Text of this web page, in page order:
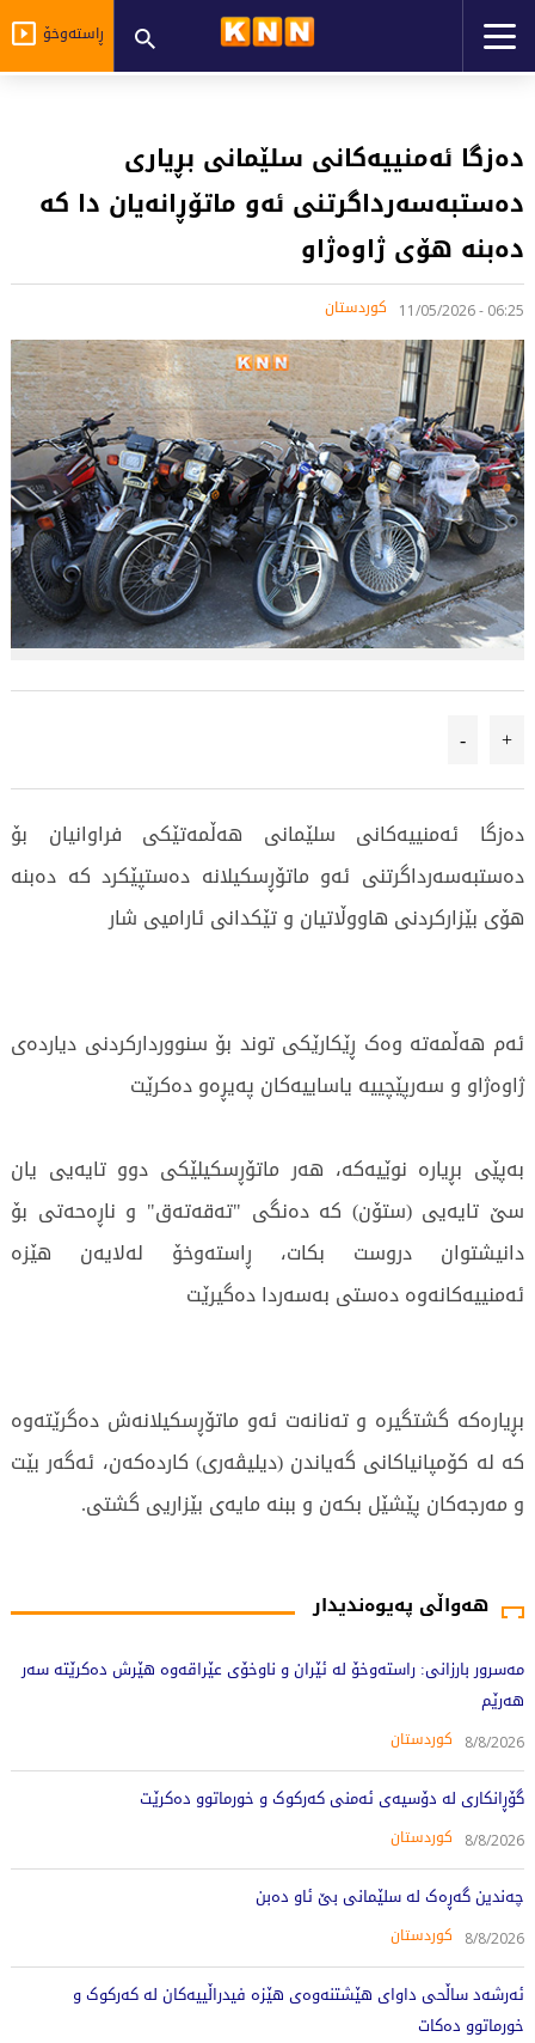
ڕاستەوخۆ
دەزگا ئەمنییەکانی سلێمانی بڕیاری
دەستبەسەرداگرتنی ئەو ماتۆڕانەیان دا کە
دەبنە هۆی ژاوەژاو
06:25 - 11/05/2026 کوردستان
هەواڵی پەیوەندیدار
مەسرور بارزانی: راستەوخۆ لە ئێران و ناوخۆی عێراقەوە هێرش دەکرێتە سەر
هەرێم
8/8/2026 کوردستان
گۆڕانکاری لە دۆسیەی ئەمنی کەرکوک و خورماتوو دەکرێت
8/8/2026 کوردستان
چەندین گەڕەک لە سلێمانی بێ ئاو دەبن
8/8/2026 کوردستان
ئەرشەد ساڵحی داوای هێشتنەوەی هێزە فیدراڵییەکان لە کەرکوک و
خورماتوو دەکات
+
-
دەزگا ئەمنییەکانی سلێمانی هەڵمەتێکی فراوانیان بۆ
دەستبەسەرداگرتنی ئەو ماتۆڕسکیلانە دەستپێکرد کە دەبنە
هۆی بێزارکردنی هاووڵاتیان و تێکدانی ئارامیی شار
ئەم هەڵمەتە وەک ڕێکارێکی توند بۆ سنووردارکردنی دیاردەی
ژاوەژاو و سەرپێچییە یاساییەکان پەیڕەو دەکرێت
بەپێی بڕیارە نوێیەکە، هەر ماتۆڕسکیلێکی دوو تایەیی یان
سێ تایەیی (ستۆن) کە دەنگی "تەقەتەق" و ناڕەحەتی بۆ
دانیشتوان دروست بکات، ڕاستەوخۆ لەلایەن هێزە
ئەمنییەکانەوە دەستی بەسەردا دەگیرێت
بڕیارەکە گشتگیرە و تەنانەت ئەو ماتۆڕسکیلانەش دەگرێتەوە
کە لە کۆمپانیاکانی گەیاندن (دیلیڤەری) کاردەکەن، ئەگەر بێت
و مەرجەکان پێشێل بکەن و ببنە مایەی بێزاریی گشتی.